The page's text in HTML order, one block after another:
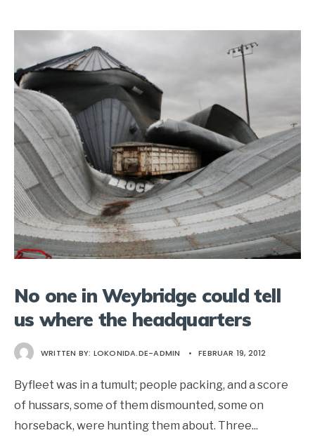
No one in Weybridge could tell
us where the headquarters
WRITTEN BY: LOKONIDA.DE-ADMIN • FEBRUAR 19, 2012
Byfleet was in a tumult; people packing, and a score
of hussars, some of them dismounted, some on
horseback, were hunting them about. Three...